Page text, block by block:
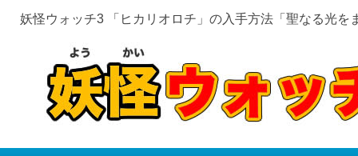
妖怪ウォッチ3 「ヒカリオロチ」の入手方法「聖なる光